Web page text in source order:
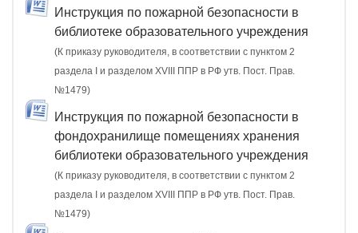
Инструкция по пожарной безопасности в
библиотеке образовательного учреждения
(К приказу руководителя, в соответствии с пунктом 2
раздела I и разделом XVIII ППР в РФ утв. Пост. Прав.
№1479)
Инструкция по пожарной безопасности в
фондохранилище помещениях хранения
библиотеки образовательного учреждения
(К приказу руководителя, в соответствии с пунктом 2
раздела I и разделом XVIII ППР в РФ утв. Пост. Прав.
№1479)